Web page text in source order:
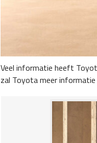
Veel informatie heeft
zal Toyota meer informatie